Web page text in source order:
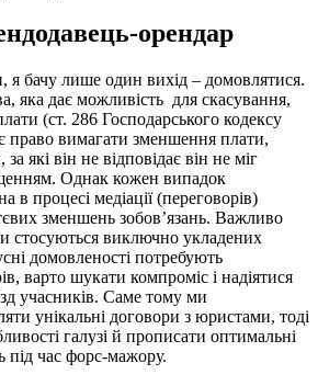
орендар
я бачу лише один вихід – домовлятися.
яка дає можливість для скасування,
(ст. 286 Господарського кодексу
право вимагати зменшення плати,
які він не відповідає він не міг
Однак кожен випадок
в процесі медіації (переговорів)
зменшень зобов’язань. Важливо
стосуються виключно укладених
домовленості потребують
варто шукати компроміс і надіятися
учасників. Саме тому ми
унікальні договори з юристами, тоді
галузі й прописати оптимальні
під час форс-мажору.